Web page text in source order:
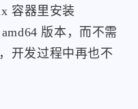
容器里安装
版本，而不需
开发过程中再也不